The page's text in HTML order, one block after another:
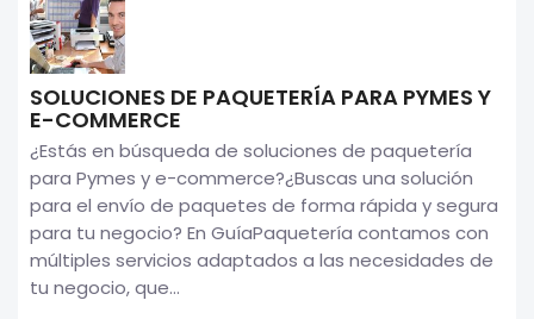
SOLUCIONES DE PAQUETERÍA PARA PYMES Y
E-COMMERCE
¿Estás en búsqueda de soluciones de paquetería
para Pymes y e-commerce?¿Buscas una solución
para el envío de paquetes de forma rápida y segura
para tu negocio? En GuíaPaquetería contamos con
múltiples servicios adaptados a las necesidades de
tu negocio, que...